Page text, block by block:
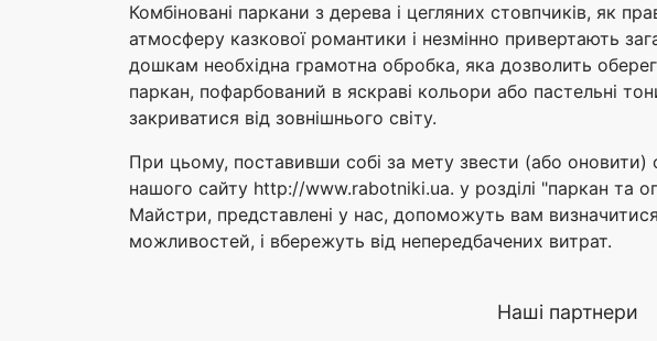
Комбіновані паркани з дерева і цегляних стовпчиків, як
атмосферу казкової романтики і незмінно привертають
дошкам необхідна грамотна обробка, яка дозволить
паркан, пофарбований в яскраві кольори або пастельні
закриватися від зовнішнього світу.
При цьому, поставивши собі за мету звести (або
нашого сайту http://www.rabotniki.ua. у розділі "паркан та
Майстри, представлені у нас, допоможуть вам
можливостей, і вбережуть від непередбачених витрат.
Наші партнери